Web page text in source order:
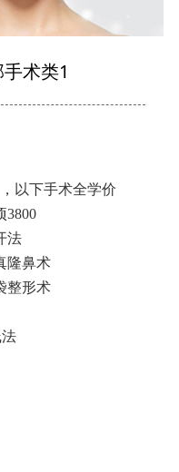
术类1
以下手术全学价
3800
法
隆鼻术
整形术